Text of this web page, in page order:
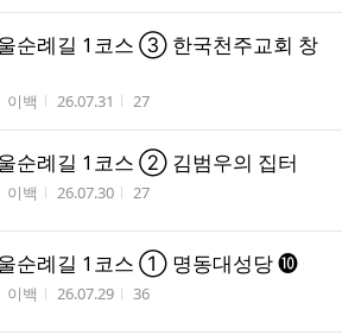
순례길 1코스 ③ 한국천주교회 창
작성자
이백 작성시간
26.07.31 조회수
27
순례길 1코스 ② 김범우의 집터
작성자
이백 작성시간
26.07.30 조회수
27
순례길 1코스 ① 명동대성당 ❿
작성자
이백 작성시간
26.07.29 조회수
36